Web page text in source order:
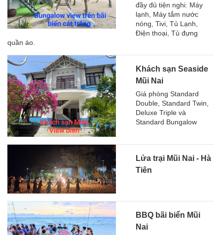
đầy đủ tiện nghi: Máy
lạnh, Máy tắm nước
nóng, Tivi, Tủ Lạnh,
Điện thoại, Tủ đựng
quần áo.
Khách sạn Seaside
Mũi Nai
Giá phòng Standard
Double, Standard Twin,
Deluxe Triple và
Standard Bungalow
Lửa trại Mũi Nai - Hà
Tiên
BBQ bãi biển Mũi
Nai